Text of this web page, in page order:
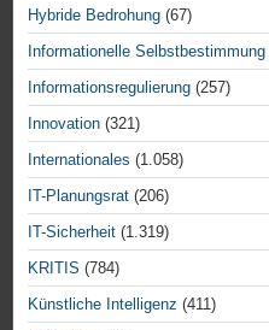
Hybride Bedrohung (67)
Informationelle Selbstbestimmung
Informationsregulierung (257)
Innovation (321)
Internationales (1.058)
IT-Planungsrat (206)
IT-Sicherheit (1.319)
KRITIS (784)
Künstliche Intelligenz (411)